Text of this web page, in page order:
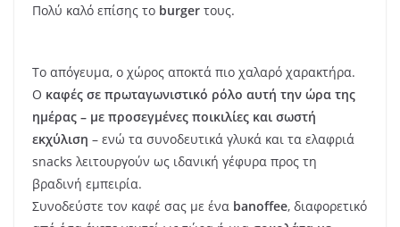
Πολύ καλό επίσης το burger τους.
Το απόγευμα, ο χώρος αποκτά πιο χαλαρό χαρακτήρα.
Ο καφές σε πρωταγωνιστικό ρόλο αυτή την ώρα της
ημέρας – με προσεγμένες ποικιλίες και σωστή
εκχύλιση – ενώ τα συνοδευτικά γλυκά και τα ελαφριά
snacks λειτουργούν ως ιδανική γέφυρα προς τη
βραδινή εμπειρία.
Συνοδεύστε τον καφέ σας με ένα banoffee, διαφορετικό